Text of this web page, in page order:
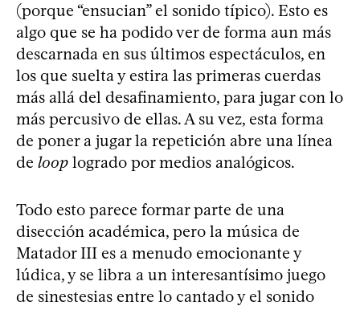
(porque “ensucian” el sonido típico). Esto es
algo que se ha podido ver de forma aun más
descarnada en sus últimos espectáculos, en
los que suelta y estira las primeras cuerdas
más allá del desafinamiento, para jugar con lo
más percusivo de ellas. A su vez, esta forma
de poner a jugar la repetición abre una línea
de loop logrado por medios analógicos.
Todo esto parece formar parte de una
disección académica, pero la música de
Matador III es a menudo emocionante y
lúdica, y se libra a un interesantísimo juego
de sinestesias entre lo cantado y el sonido